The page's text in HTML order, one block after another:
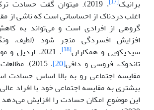
برانیک
، 2019). می­توان گفت حسادت
اغلب دردناک از احساساتی است که ناشی از
گروهی از افرادی است و می‌تواند به
افزایش افسردگی منجر شود (لطیف،
سیدیکویی و همکاران[18] ، 2021، اردیل و موکلدیلی
تاندوک، فروسی و دافی[20]
، 2015).
مقایسه اجتماعی رو به بالا اساس حسادت
بیشتری به مقایسه اجتماعی خود با افراد
این موضوع امکان حسادت را افزایش می‌دهد